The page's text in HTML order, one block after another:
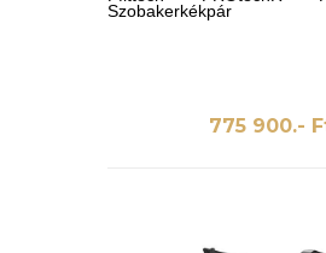
Szobakerkékpár
775 900.-